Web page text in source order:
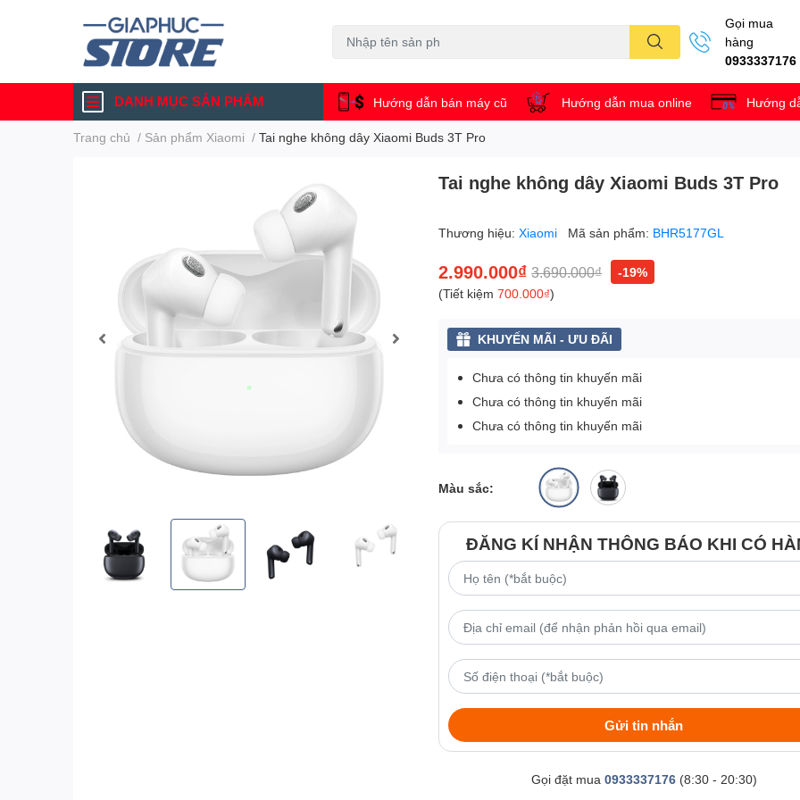
Gọi mua
hàng
0933337176
DANH MỤC SẢN PHẨM Hướng dẫn bán máy cũ Hướng dẫn mua online Hướng
Trang chủ / Sản phẩm Xiaomi / Tai nghe không dây Xiaomi Buds 3T Pro
Tai nghe không dây Xiaomi Buds 3T Pro
Thương hiệu:Xiaomi Mã sản phẩm: BHR5177GL
2.990.000₫ 3.690.000₫
-19%
(Tiết kiệm700.000₫)
KHUYẾN MÃI - ƯU ĐÃI
Chưa có thông tin khuyến mãi
Chưa có thông tin khuyến mãi
Chưa có thông tin khuyến mãi
Màu sắc:
ĐĂNG KÍ NHẬN THÔNG BÁO KHI CÓ
Gửi tin nhắn
Gọi đặt mua 0933337176(8:30 - 20:30)